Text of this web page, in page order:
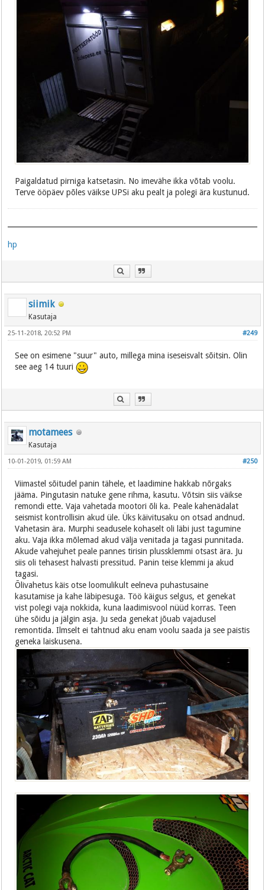
Paigaldatud pirniga katsetasin. No imevähe ikka võtab voolu.
Terve ööpäev põles väikse UPSi aku pealt ja polegi ära kustunud.
hp
siimik
Kasutaja
#249
25-11-2018, 20:52 PM
See on esimene "suur" auto, millega mina iseseisvalt sõitsin. Olin
see aeg 14 tuuri
motamees
Kasutaja
#250
10-01-2019, 01:59 AM
Viimastel sõitudel panin tähele, et laadimine hakkab nõrgaks
jääma. Pingutasin natuke gene rihma, kasutu. Võtsin siis väikse
remondi ette. Vaja vahetada mootori õli ka. Peale kahenädalat
seismist kontrollisin akud üle. Üks käivitusaku on otsad andnud.
Vahetasin ära. Murphi seadusele kohaselt oli läbi just tagumine
aku. Vaja ikka mõlemad akud välja venitada ja tagasi punnitada.
Akude vahejuhet peale pannes tirisin plussklemmi otsast ära. Ju
siis oli tehasest halvasti pressitud. Panin teise klemmi ja akud
tagasi.
Õlivahetus käis otse loomulikult eelneva puhastusaine
kasutamise ja kahe läbipesuga. Töö käigus selgus, et genekat
vist polegi vaja nokkida, kuna laadimisvool nüüd korras. Teen
ühe sõidu ja jälgin asja. Ju seda genekat jõuab vajadusel
remontida. Ilmselt ei tahtnud aku enam voolu saada ja see paistis
geneka laiskusena.